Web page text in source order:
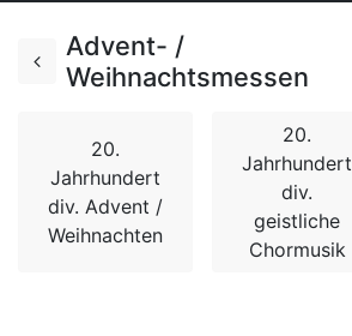
Advent- /
Weihnachtsmessen
20.
Jahrhundert
div. Advent /
Weihnachten
20.
Jahrhundert
div.
geistliche
Chormusik